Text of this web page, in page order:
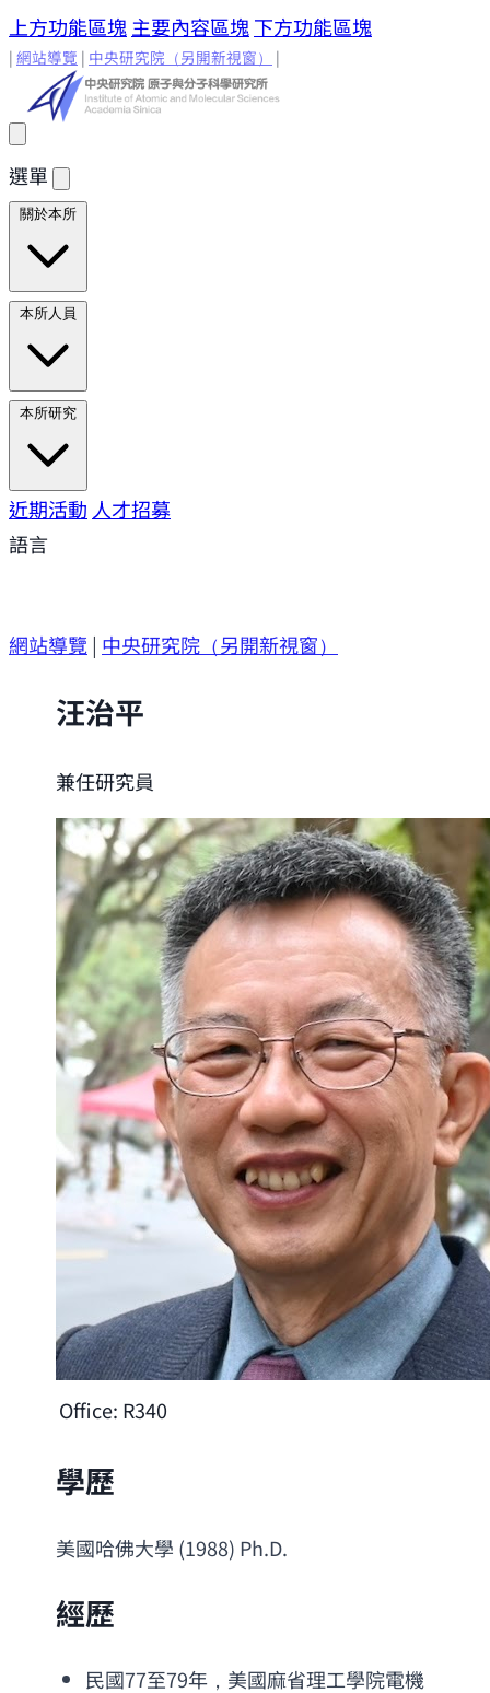
上方功能區塊 主要內容區塊 下方功能區塊
| 網站導覽 | 中央研究院 （另開新視窗） |
選單
關於本所
所長的話
小常識
本所人員
學術諮詢委員
員
兼任研究人員
本所研究
研究方向 研究成果
近期活動 人才招募
語言
網站導覽 | 中央研究院 （另開新視窗）
汪治平
兼任研究員
Office: R340
學歷
美國哈佛大學 (1988) Ph.D.
經歷
民國77至79年，美國麻省理工學院電機